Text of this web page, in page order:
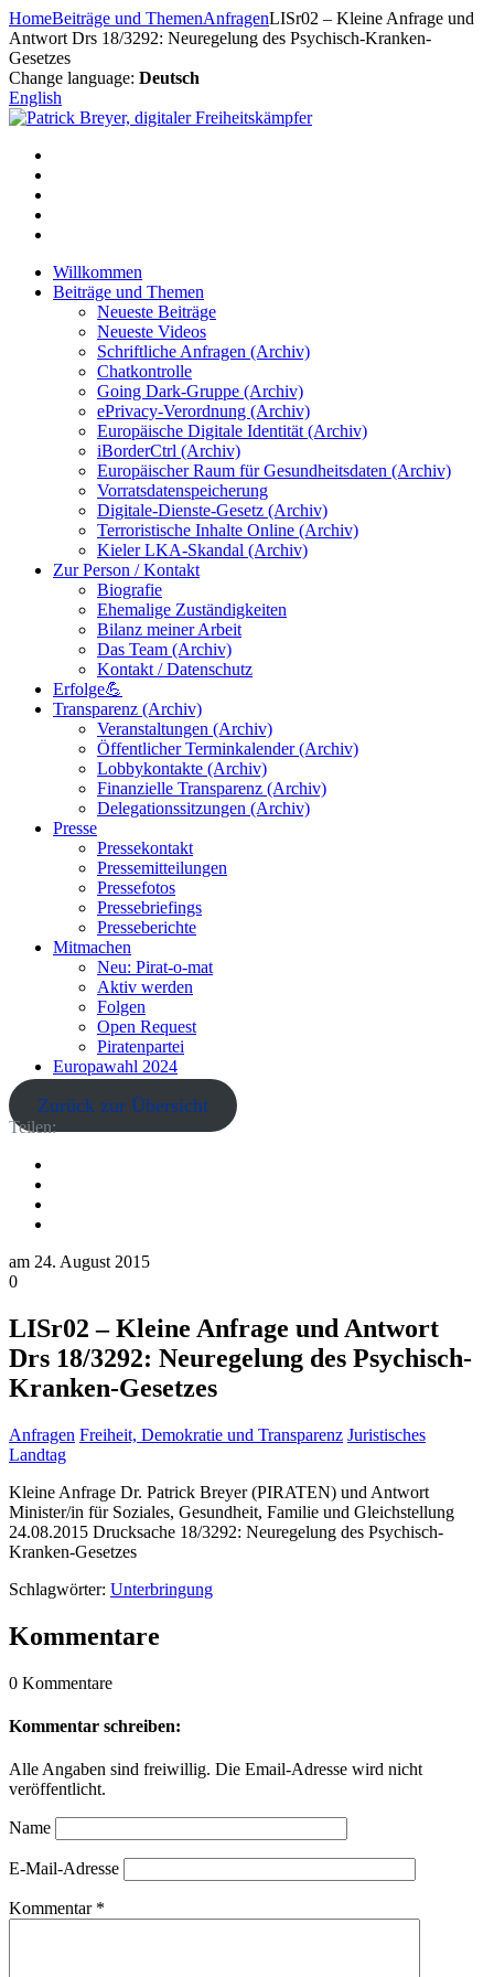
Zum
Inhalt
springen
HomeBeiträge und ThemenAnfragenLISr02 – Kleine Anfrage und
Antwort Drs 18/3292: Neuregelung des Psychisch-Kranken-
Gesetzes
Change language: Deutsch
English
Willkommen
Beiträge und Themen
Neueste Beiträge
Neueste Videos
Schriftliche Anfragen (Archiv)
Chatkontrolle
Going Dark-Gruppe (Archiv)
ePrivacy-Verordnung (Archiv)
Europäische Digitale Identität (Archiv)
iBorderCtrl (Archiv)
Europäischer Raum für Gesundheitsdaten (Archiv)
Vorratsdatenspeicherung
Digitale-Dienste-Gesetz (Archiv)
Terroristische Inhalte Online (Archiv)
Kieler LKA-Skandal (Archiv)
Zur Person / Kontakt
Biografie
Ehemalige Zuständigkeiten
Bilanz meiner Arbeit
Das Team (Archiv)
Kontakt / Datenschutz
Erfolge💪
Transparenz (Archiv)
Veranstaltungen (Archiv)
Öffentlicher Terminkalender (Archiv)
Lobbykontakte (Archiv)
Finanzielle Transparenz (Archiv)
Delegationssitzungen (Archiv)
Presse
Pressekontakt
Pressemitteilungen
Pressefotos
Pressebriefings
Presseberichte
Mitmachen
Neu: Pirat-o-mat
Aktiv werden
Folgen
Open Request
Piratenpartei
Europawahl 2024
Zurück zur Übersicht
Teilen:
am 24. August 2015
0
LISr02 – Kleine Anfrage und Antwort
Drs 18/3292: Neuregelung des Psychisch-
Kranken-Gesetzes
Anfragen Freiheit, Demokratie und Transparenz Juristisches
Landtag
Kleine Anfrage Dr. Patrick Breyer (PIRATEN) und Antwort
Minister/in für Soziales, Gesundheit, Familie und Gleichstellung
24.08.2015 Drucksache 18/3292: Neuregelung des Psychisch-
Kranken-Gesetzes
Schlagwörter: Unterbringung
Kommentare
0 Kommentare
Kommentar schreiben:
Alle Angaben sind freiwillig. Die Email-Adresse wird nicht
veröffentlicht.
Name
E-Mail-Adresse
Kommentar *